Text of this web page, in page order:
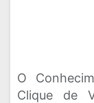
O
Clique de